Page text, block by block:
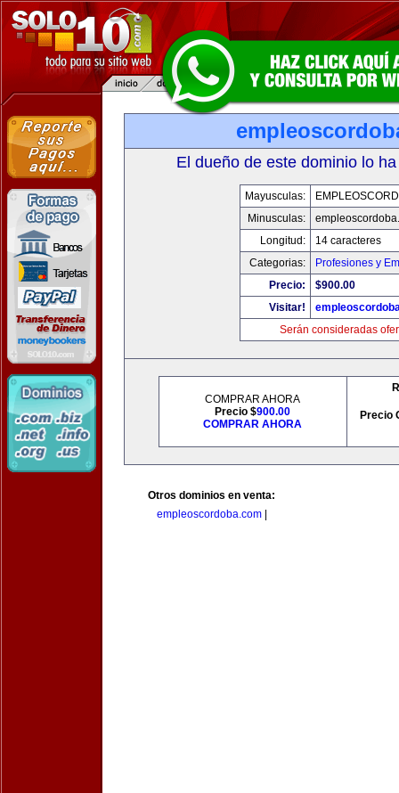
El dueño de este dominio lo
Mayusculas:
Minusculas:
Longitud:
14 caracteres
Categorias:
Profesiones y
Precio:
$900.00
Visitar!
Serán consideradas
COMPRAR AHORA
Precio $900.00
COMPRAR AHORA
Precio
Otros dominios en venta:
empleoscordoba.com|